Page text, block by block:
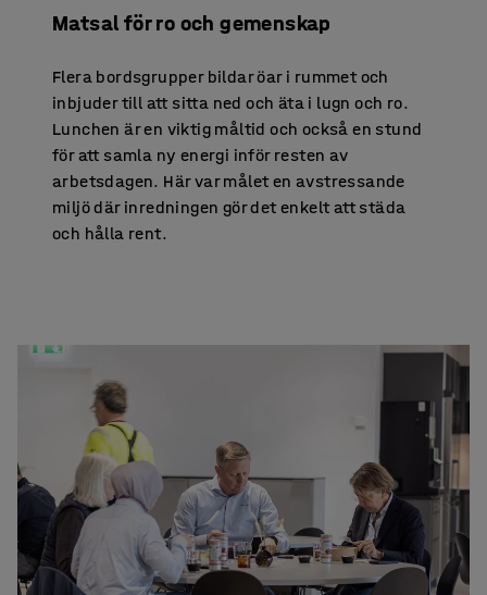
Matsal för ro och gemenskap
Flera bordsgrupper bildar öar i rummet och
inbjuder till att sitta ned och äta i lugn och ro.
Lunchen är en viktig måltid och också en stund
för att samla ny energi inför resten av
arbetsdagen. Här var målet en avstressande
miljö där inredningen gör det enkelt att städa
och hålla rent.